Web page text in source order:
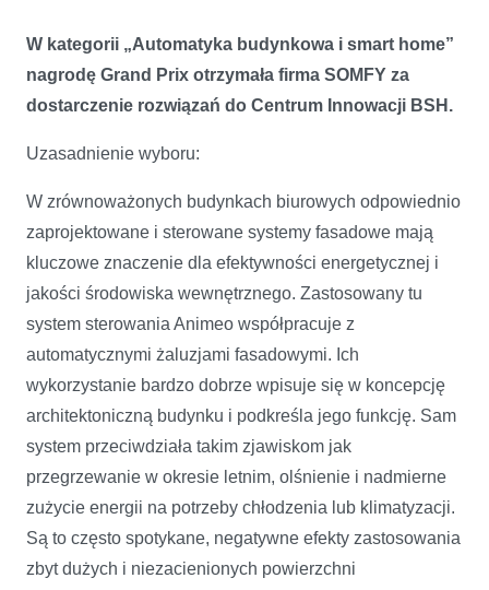
W kategorii „Automatyka budynkowa i smart home”
nagrodę Grand Prix otrzymała firma SOMFY za
dostarczenie rozwiązań do Centrum Innowacji BSH.
Uzasadnienie wyboru:
W zrównoważonych budynkach biurowych odpowiednio
zaprojektowane i sterowane systemy fasadowe mają
kluczowe znaczenie dla efektywności energetycznej i
jakości środowiska wewnętrznego. Zastosowany tu
system sterowania Animeo współpracuje z
automatycznymi żaluzjami fasadowymi. Ich
wykorzystanie bardzo dobrze wpisuje się w koncepcję
architektoniczną budynku i podkreśla jego funkcję. Sam
system przeciwdziała takim zjawiskom jak
przegrzewanie w okresie letnim, olśnienie i nadmierne
zużycie energii na potrzeby chłodzenia lub klimatyzacji.
Są to często spotykane, negatywne efekty zastosowania
zbyt dużych i niezacienionych powierzchni